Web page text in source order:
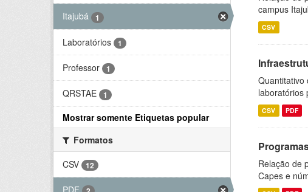
Itajubá 1
Laboratórios 1
Professor 1
QRSTAE 1
Mostrar somente Etiquetas popular
Formatos
CSV
12
PDF
campus
CSV
Quantitativo
laboratórios
CSV PDF
Relação de
Capes e